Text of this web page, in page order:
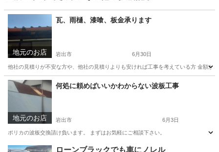
地元のお店
瓦、雨樋、漆喰、板金承ります
岩出市 6月30日
他社の見積りが不安な方や、他社の見積りよりも安ければ工事を考えている方 金額
和歌山 岩出市 その他 板金
地元のお店
何処に頼めばいいかわからない波板工事
岩出市 6月3日
ポリカの波板交換請け負います。 まずはお気軽にご相談下さい。
和歌山 岩出市 その他
ローンブラックでも車にノレル